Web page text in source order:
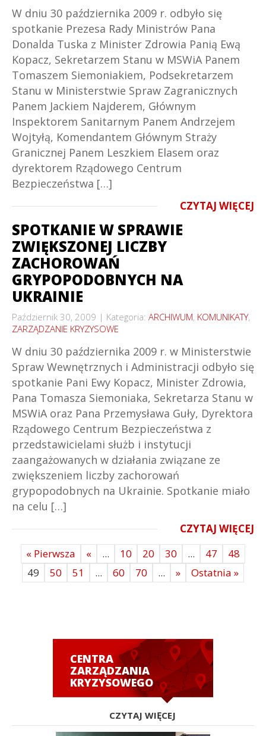
W dniu 30 października 2009 r. odbyło się
spotkanie Prezesa Rady Ministrów Pana
Donalda Tuska z Minister Zdrowia Panią Ewą
Kopacz, Sekretarzem Stanu w MSWiA Panem
Tomaszem Siemoniakiem, Podsekretarzem
Stanu w Ministerstwie Spraw Zagranicznych
Panem Jackiem Najderem, Głównym
Inspektorem Sanitarnym Panem Andrzejem
Wojtyłą, Komendantem Głównym Straży
Granicznej Panem Leszkiem Elasem oraz
dyrektorem Rządowego Centrum
Bezpieczeństwa […]
CZYTAJ WIĘCEJ
SPOTKANIE W SPRAWIE
ZWIĘKSZONEJ LICZBY
ZACHOROWAŃ
GRYPOPODOBNYCH NA
UKRAINIE
Październik 30, 2009 Kategoria: ARCHIWUM, KOMUNIKATY,
ZARZĄDZANIE KRYZYSOWE
W dniu 30 października 2009 r. w Ministerstwie
Spraw Wewnętrznych i Administracji odbyło się
spotkanie Pani Ewy Kopacz, Minister Zdrowia,
Pana Tomasza Siemoniaka, Sekretarza Stanu w
MSWiA oraz Pana Przemysława Guły, Dyrektora
Rządowego Centrum Bezpieczeństwa z
przedstawicielami służb i instytucji
zaangażowanych w działania związane ze
zwiększeniem liczby zachorowań
grypopodobnych na Ukrainie. Spotkanie miało
na celu […]
CZYTAJ WIĘCEJ
« Pierwsza
« ... 10 20 30 ... 47
48
49
50 51 ... 60 70 ... » Ostatnia »
CENTRA
ZARZĄDZANIA
KRYZYSOWEGO
CZYTAJ WIĘCEJ